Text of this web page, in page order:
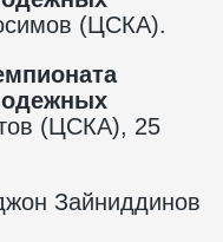
(ЦСКА).
(ЦСКА), 25
Зайниддинов